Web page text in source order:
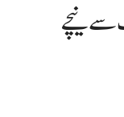
نیچے